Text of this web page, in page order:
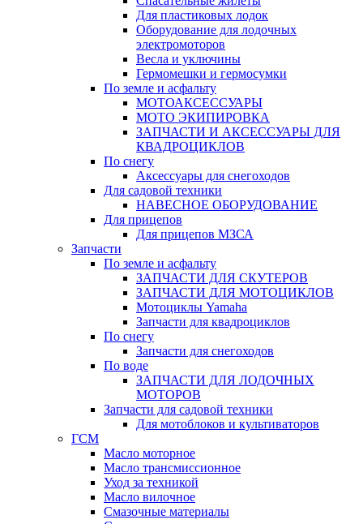
Для пластиковых лодок
Оборудование для лодочных
электромоторов
Весла и уключины
Гермомешки и гермосумки
По земле и асфальту
МОТОАКСЕССУАРЫ
МОТО ЭКИПИРОВКА
ЗАПЧАСТИ И АКСЕССУАРЫ ДЛЯ
КВАДРОЦИКЛОВ
По снегу
Аксессуары для снегоходов
Для садовой техники
НАВЕСНОЕ ОБОРУДОВАНИЕ
Для прицепов
Для прицепов МЗСА
Запчасти
По земле и асфальту
ЗАПЧАСТИ ДЛЯ СКУТЕРОВ
ЗАПЧАСТИ ДЛЯ МОТОЦИКЛОВ
Мотоциклы Yamaha
Запчасти для квадроциклов
По снегу
Запчасти для снегоходов
По воде
ЗАПЧАСТИ ДЛЯ ЛОДОЧНЫХ
МОТОРОВ
Запчасти для садовой техники
Для мотоблоков и культиваторов
ГСМ
Масло моторное
Масло трансмиссионное
Уход за техникой
Масло вилочное
Смазочные материалы